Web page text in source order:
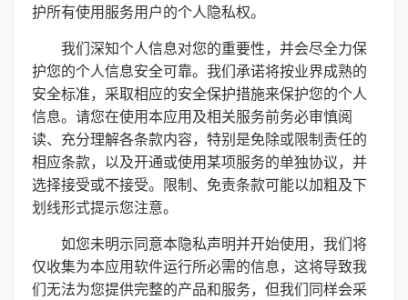
护所有使用服务用户的个人隐私权。
我们深知个人信息对您的重要性，并会尽全力保
护您的个人信息安全可靠。我们承诺将按业界成熟的
安全标准，采取相应的安全保护措施来保护您的个人
信息。请您在使用本应用及相关服务前务必审慎阅
读、充分理解各条款内容，特别是免除或限制责任的
相应条款，以及开通或使用某项服务的单独协议，并
选择接受或不接受。限制、免责条款可能以加粗及下
划线形式提示您注意。
如您未明示同意本隐私声明并开始使用，我们将
仅收集为本应用软件运行所必需的信息，这将导致我
们无法为您提供完整的产品和服务，但我们同样会采